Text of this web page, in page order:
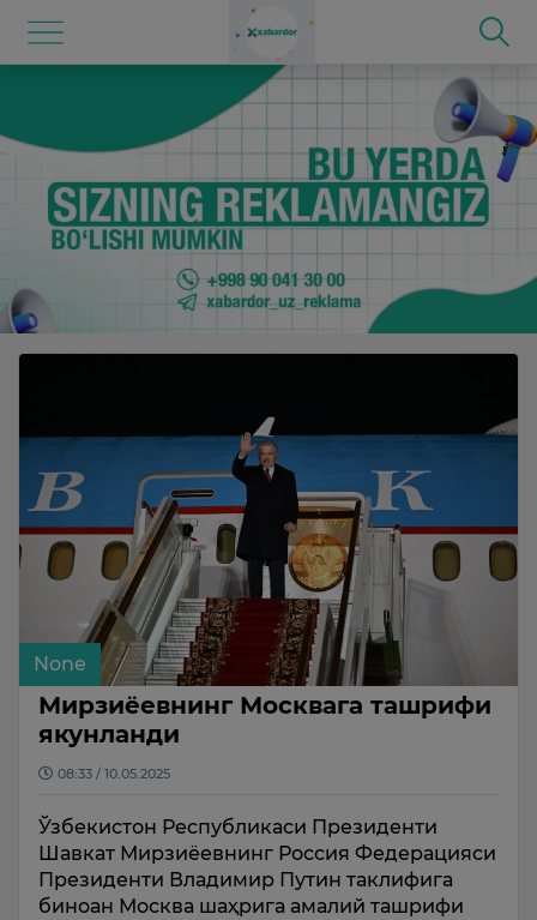
None
Мирзиёевнинг Москвага ташрифи
якунланди
08:33 / 10.05.2025
Ўзбекистон Республикаси Президенти
Шавкат Мирзиёевнинг Россия Федерацияси
Президенти Владимир Путин таклифига
биноан Москва шаҳрига амалий ташрифи